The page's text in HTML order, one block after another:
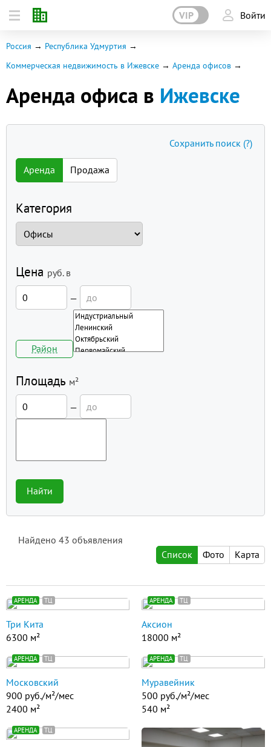
VIP Войти
Россия
Республика Удмуртия
Коммерческая недвижимость в Ижевске
Аренда офисов
Аренда офиса в Ижевске
Аренда Продажа
Категория
Цена руб. в
—
Район
Площадь м²
—
Найти
Сохранить поиск (?)
Найдено 43 объявления
Список
Фото Карта
АРЕНДА ТЦ
Три Кита
6300 м²
АРЕНДА ТЦ
Аксион
18000 м²
АРЕНДА ТЦ
Московский
900 руб./м²/мес
2400 м²
АРЕНДА ТЦ
Муравейник
500 руб./м²/мес
540 м²
АРЕНДА ТЦ